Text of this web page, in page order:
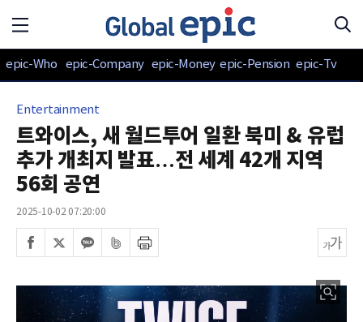
epic-Who epic-Company epic-Money epic-Pension epic-Tv
Entertainment
트와이스, 새 월드투어 일환 북미 & 유럽
추가 개최지 발표…전 세계 42개 지역
56회 공연
2025-10-02 07:20:00